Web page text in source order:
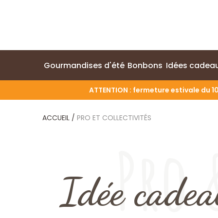
Gourmandises d'été Bonbons Idées
ATTENTION : fermeture estivale du
ACCUEIL / PRO ET COLLECTIVITÉS
IdéePro